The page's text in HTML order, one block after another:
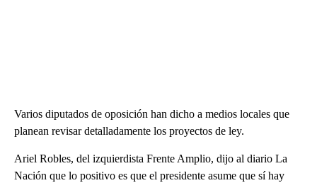
Varios diputados de oposición han dicho a medios locales que
planean revisar detalladamente los proyectos de ley.
Ariel Robles, del izquierdista Frente Amplio, dijo al diario La
Nación que lo positivo es que el presidente asume que sí hay